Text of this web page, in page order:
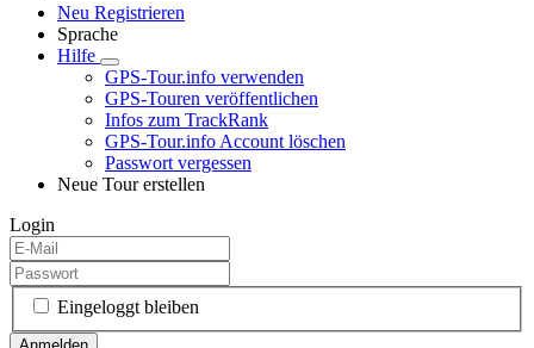
Neu Registrieren
Sprache
Hilfe
GPS-Tour.info verwenden
GPS-Touren veröffentlichen
Infos zum TrackRank
GPS-Tour.info Account löschen
Passwort vergessen
Neue Tour erstellen
Login
Eingeloggt bleiben